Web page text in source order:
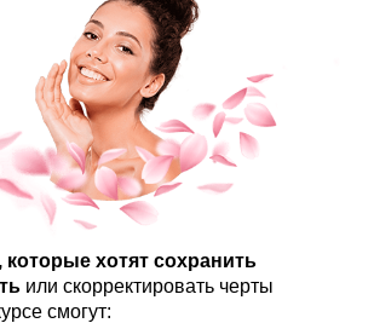
хотят сохранить
или скорректировать черты
смогут: